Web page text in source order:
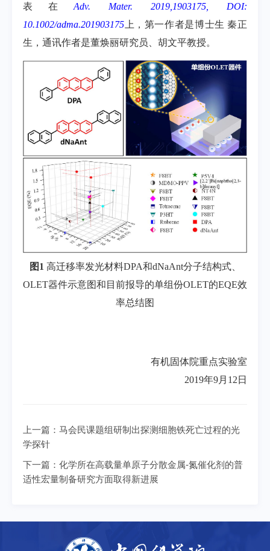
表在 Adv. Mater. 2019, 1903175 , DOI:
10.1002/adma.201903175 上，第一作者是博士生 秦正
生，通讯作者是董焕丽研究员、胡文平教授。
图1 高迁移率发光材料DPA和dNaAnt分子结构式、
OLET器件示意图和目前报导的单组份OLET的EQE效
率总结图
有机固体院重点实验室
2019年9月12日
上一篇： 马会民课题组研制出探测细胞铁死亡过程的光
学探针
下一篇： 化学所在高载量单原子分散金属-氮催化剂的普
适性宏量制备研究方面取得新进展